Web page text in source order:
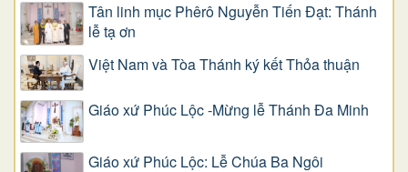
Tân linh mục Phêrô Nguyễn Tiến Đạt: Thánh
lễ tạ ơn
Việt Nam và Tòa Thánh ký kết Thỏa thuận
Giáo xứ Phúc Lộc -Mừng lễ Thánh Đa Minh
Giáo xứ Phúc Lộc: Lễ Chúa Ba Ngôi